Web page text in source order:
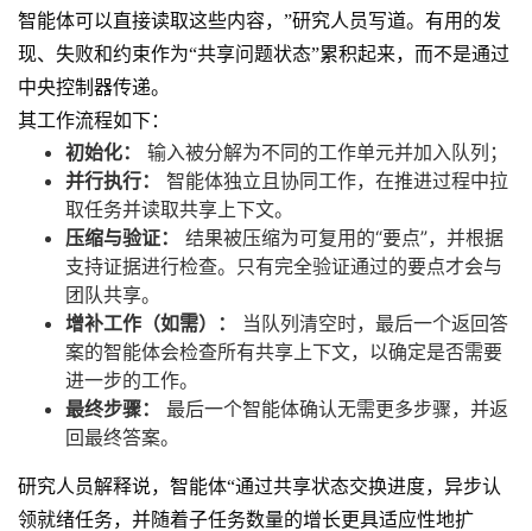
智能体可以直接读取这些内容，”研究人员写道。有用的发
现、失败和约束作为“共享问题状态”累积起来，而不是通过
中央控制器传递。
其工作流程如下：
初始化：
输入被分解为不同的工作单元并加入队列；
并行执行：
智能体独立且协同工作，在推进过程中拉
取任务并读取共享上下文。
压缩与验证：
结果被压缩为可复用的“要点”，并根据
支持证据进行检查。只有完全验证通过的要点才会与
团队共享。
增补工作（如需）：
当队列清空时，最后一个返回答
案的智能体会检查所有共享上下文，以确定是否需要
进一步的工作。
最终步骤：
最后一个智能体确认无需更多步骤，并返
回最终答案。
研究人员解释说，智能体“通过共享状态交换进度，异步认
领就绪任务，并随着子任务数量的增长更具适应性地扩